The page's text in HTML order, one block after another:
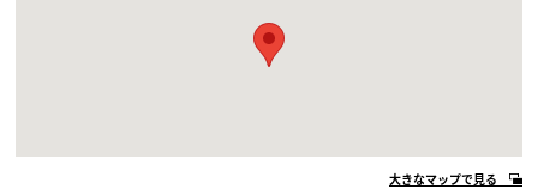
大きなマップで見る